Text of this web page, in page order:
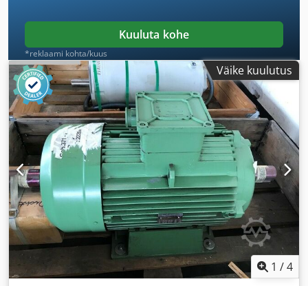
Kuuluta kohe
*reklaami kohta/kuus
Väike kuulutus
1 /4